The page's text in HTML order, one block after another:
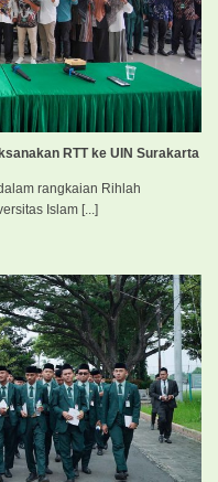
RTT ke UIN Surakarta
rangkaian Rihlah
Islam [...]